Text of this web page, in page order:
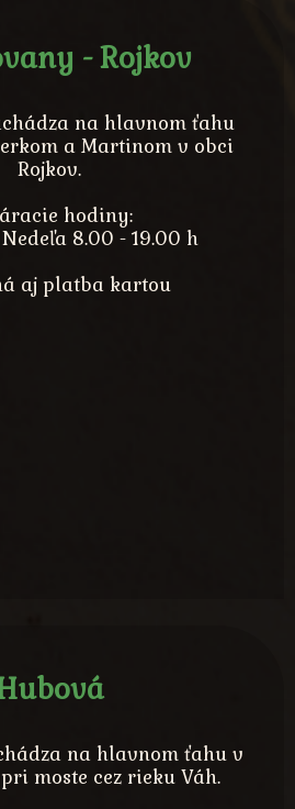
- Rojkov
na hlavnom ťahu
a Martinom v obci
Rojkov.
hodiny:
8.00 - 19.00 h
aj platba kartou
na hlavnom ťahu v
moste cez rieku Váh.